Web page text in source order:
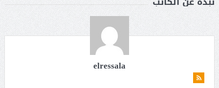
elressala